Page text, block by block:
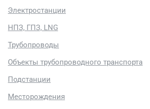
Электростанции
НПЗ, ГПЗ, LNG
Трубопроводы
Объекты трубопроводного транспорта
Подстанции
Месторождения